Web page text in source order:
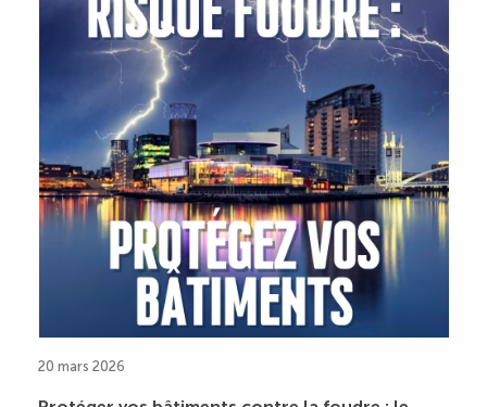
20 mars 2026